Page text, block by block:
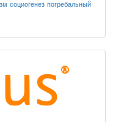
социогенез погребальный